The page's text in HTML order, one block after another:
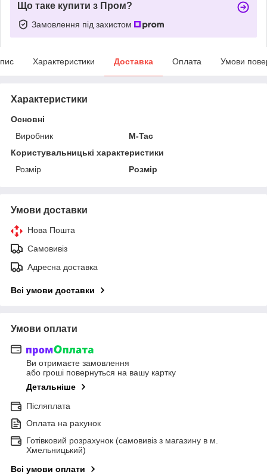
Що таке купити з Пром?
Замовлення під захистом
Характеристики Доставка Оплата Умови
Характеристики
Основні
Виробник
M-Tac
Користувальницькі характеристики
Розмір
Розмір
Умови доставки
Нова Пошта
Самовивіз
Адресна доставка
Всі умови доставки
Умови оплати
Ви отримаєте замовлення
або гроші повернуться на вашу картку
Детальніше
Післяплата
Оплата на рахунок
Готівковий розрахунок (самовивіз з магазину в м.
Хмельницький)
Всі умови оплати